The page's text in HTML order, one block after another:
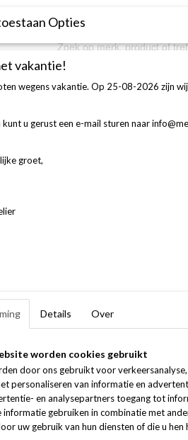
AFSPRAAK MAKEN
die worden verricht bij MeLike
Deze gegevens kunnen niet worden
betaalmethode u wenst af te rekenen:
uw vertrouwde internet
de randomreader die u ook
en klik op het logo van uw bank. U
van uw bankrekening
de bestelling direct naar het door u
Opties
vakantie!
wegens vakantie. Op 25-08-2026 zijn
u gerust een e-mail sturen naar
groet,
Details Over
worden cookies gebruikt
door ons gebruikt voor
personaliseren van informatie en
en analysepartners toegang tot
informatie gebruiken in combinatie met
uw gebruik van hun diensten of die u